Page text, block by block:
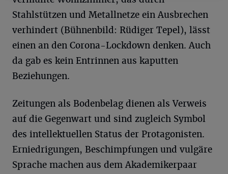
Stahlstützen und Metallnetze ein Ausbrechen
verhindert (Bühnenbild: Rüdiger Tepel), lässt
einen an den Corona-Lockdown denken. Auch
da gab es kein Entrinnen aus kaputten
Beziehungen.
Zeitungen als Bodenbelag dienen als Verweis
auf die Gegenwart und sind zugleich Symbol
des intellektuellen Status der Protagonisten.
Erniedrigungen, Beschimpfungen und vulgäre
Sprache machen aus dem Akademikerpaar